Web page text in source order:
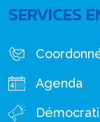
SERVICES
Agenda